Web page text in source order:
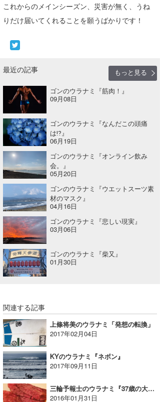
これからのメインシーズン、災害が無く、うね
りだけ届いてくれることを願うばかりです！
最近の記事
もっと見る
ゴンのウラナミ『筋肉！』
09月08日
ゴンのウラナミ『なんだこの頭痛
は⁉︎』
06月19日
ゴンのウラナミ『オンライン飲み
会。』
05月20日
ゴンのウラナミ『ウエットスーツ素
材のマスク』
04月16日
ゴンのウラナミ『悲しい現実』
03月06日
ゴンのウラナミ『柴又』
01月30日
関連する記事
上條将美のウラナミ「発想の転換」
2017年02月04日
KYのウラナミ『ネボン』
2017年09月11日
三輪予報士のウラナミ『37歳の大人として』
2016年01月31日
KY
MIN
OYZ
S.K
Soulman
VAGY
waka☆=
YUKI☆
たっちー
ハンマー
まっきー
三輪予報士
小川予報士
上條将美
唐澤予報士
SancheZ
ゴン
米山予報士